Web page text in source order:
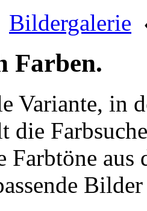
Bildergalerie
Farben.
Variante, in
die
Farbtöne